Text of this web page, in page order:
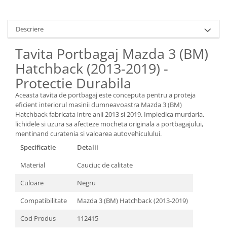
Descriere
Tavita Portbagaj Mazda 3 (BM)
Hatchback (2013-2019) -
Protectie Durabila
Aceasta tavita de portbagaj este conceputa pentru a proteja
eficient interiorul masinii dumneavoastra Mazda 3 (BM)
Hatchback fabricata intre anii 2013 si 2019. Impiedica murdaria,
lichidele si uzura sa afecteze mocheta originala a portbagajului,
mentinand curatenia si valoarea autovehiculului.
Specificatie
Detalii
Material
Cauciuc de calitate
Culoare
Negru
Compatibilitate
Mazda 3 (BM) Hatchback (2013-2019)
Cod Produs
112415